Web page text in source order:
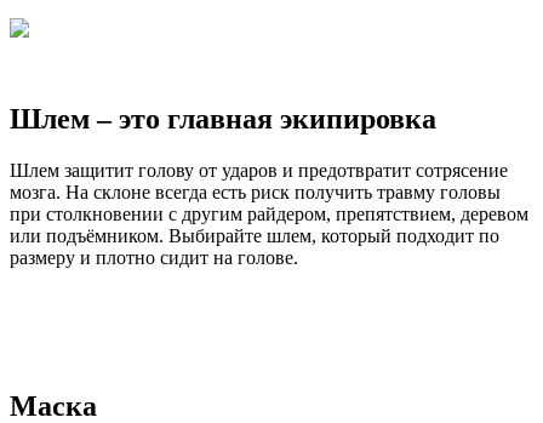
Шлем – это главная экипировка
Шлем защитит голову от ударов и предотвратит сотрясение
мозга. На склоне всегда есть риск получить травму головы
при столкновении с другим райдером, препятствием, деревом
или подъёмником. Выбирайте шлем, который подходит по
размеру и плотно сидит на голове.
Маска